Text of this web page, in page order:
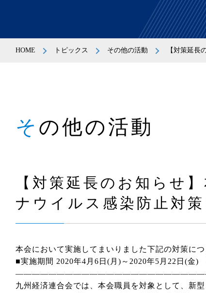
HOME トピックス その他の活動 【対策延長
その他の活動
【対策延長のお知らせ
ナウイルス感染防止対策
本会において実施してまいりました下記の対策に
■実施期間 2020年4月6日(月)～2020
九州経済連合会では、本会職員を対象として、新